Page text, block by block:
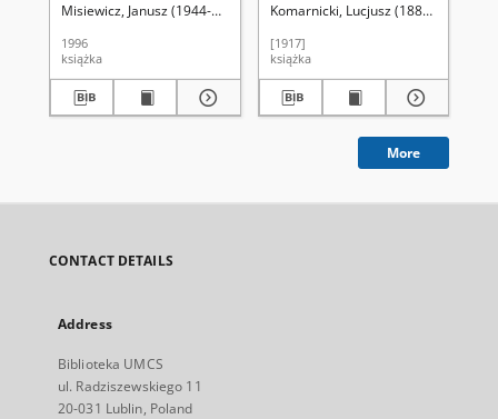
Misiewicz, Janusz (1944-2015)
1996
książka
2, (Od wystąpienia A.
Komarnicki, Lucjusz (1884-1926)
[1917]
książka
More
CONTACT DETAILS
Address
Biblioteka UMCS
ul. Radziszewskiego 11
20-031 Lublin, Poland